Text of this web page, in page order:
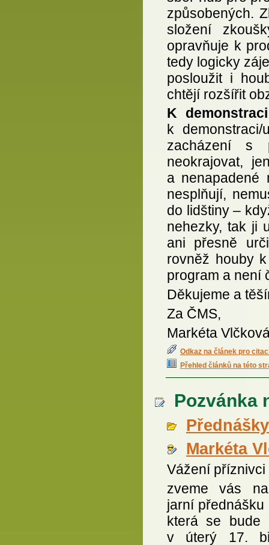
způsobených.
složení
opravňuje k
tedy logicky
posloužit i
chtějí rozšířit
K
k
zacházení s
neokrajovat,
a nenapadené
nesplňují,
do lidštiny –
nehezky, tak ji
ani přesně
rovněž houby
program a není
Děkujeme a
Za ČMS,
Markéta
Odkaz na článek pro
Přehled článků na této
Pozvánka
Přednášky
Markéta
Vážení příznivci
zveme vás
jarní přednášku
která se bude
v úterý 17.